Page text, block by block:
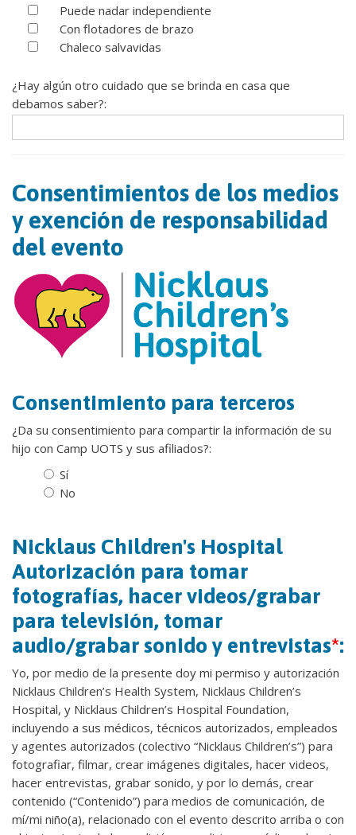
Puede nadar independiente
Con flotadores de brazo
Chaleco salvavidas
¿Hay algún otro cuidado que se brinda en casa que
debamos saber?:
Consentimientos de los medios
y exención de responsabilidad
del evento
Consentimiento para terceros
¿Da su consentimiento para compartir la información de su
hijo con Camp UOTS y sus afiliados?:
Sí
No
Nicklaus Children's Hospital
Autorización para tomar
fotografías, hacer videos/grabar
para televisión, tomar
audio/grabar sonido y entrevistas*:
Yo, por medio de la presente doy mi permiso y autorización
Nicklaus Children’s Health System, Nicklaus Children’s
Hospital, y Nicklaus Children’s Hospital Foundation,
incluyendo a sus médicos, técnicos autorizados, empleados
y agentes autorizados (colectivo “Nicklaus Children’s”) para
fotografiar, filmar, crear imágenes digitales, hacer videos,
hacer entrevistas, grabar sonido, y por lo demás, crear
contenido (“Contenido”) para medios de comunicación, de
mí/mi niño(a), relacionado con el evento descrito arriba o con